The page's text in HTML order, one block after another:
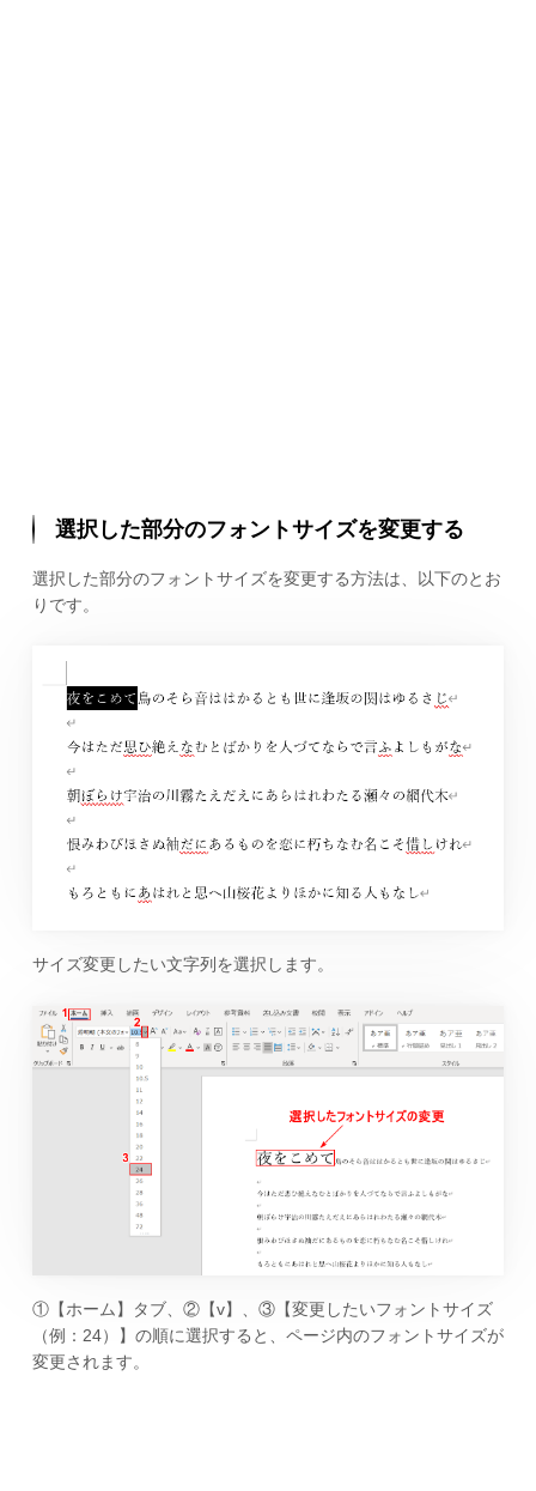
選択した部分のフォントサイズを変更する
選択した部分のフォントサイズを変更する方法は、以下のとお
りです。
サイズ変更したい文字列を選択します。
①【ホーム】タブ、②【v】、③【変更したいフォントサイズ
（例：24）】の順に選択すると、ページ内のフォントサイズが
変更されます。